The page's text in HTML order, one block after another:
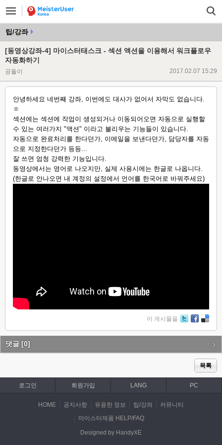
팁/강좌
[동영상강좌-4] 마이스터태스크 - 섹션 액션을 이용해서 워크플로우
자동화하기
공돌이 2017.02.07 15:29
안녕하세요 네번째 강좌, 이번에도 대사가 없어서 자막도 없습니다.
ㅎ
섹션에는 섹션에 작업이 생성되거나 이동되어오면 자동으로 실행할
수 있는 여러가지 "액션" 이라고 불리우는 기능들이 있습니다.
자동으로 완료처리를 한다던가, 이메일을 보낸다던가, 담당자를 자동
으로 지정한다던가 등등...
잘 쓰면 엄청 강력한 기능입니다.
동영상에서는 영어로 나오지만, 실제 사용시에는 한글로 나옵니다.
(한글로 안나오면 내 계정의 설정에서 언어를 한국어로 바꿔주세요)
이 게시물을
댓글 [0]
목록
로그인 회원가입 LANG PC
HOME 공지사항 유용한 정보 팁/강좌
커뮤니티
마이스터제품 HELP/FAQ
Designed by HandyXE